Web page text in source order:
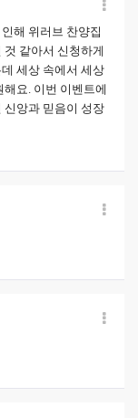
해 위러브 찬양집
같아서 신청하게
세상 속에서 세상
요. 이번 이벤트에
신앙과 믿음이 성장